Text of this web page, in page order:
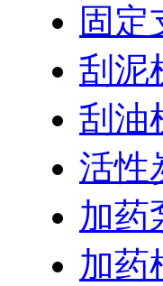
固定
刮泥
刮油
活性
加药
加药